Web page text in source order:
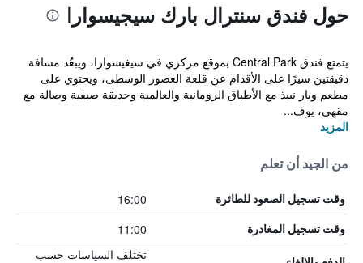
حول فندق سنترال بارك سيجيسوارا
يتمتع فندق Central Park بموقع مركزي في سيغيسوارا، ويبعُد مسافة
دقيقتين سيرًا على الأقدام عن قلعة العصور الوسطى، ويحتوي على
مطعم وبار نبيذ مع الأطباق الرومانية والعالمية وحديقة صيفية وصالة مع
مقهى، يوف...
المزيد
من الجيد أن تعلم
وقت تسجيل الصعود للطائرة 16:00
وقت تسجيل المغادرة 11:00
تختلف السياسات حسب